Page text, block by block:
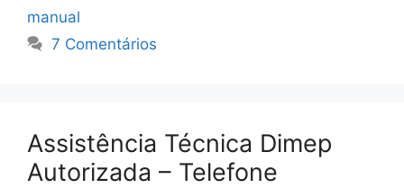
manual
7 Comentários
Assistência Técnica Dimep
Autorizada – Telefone